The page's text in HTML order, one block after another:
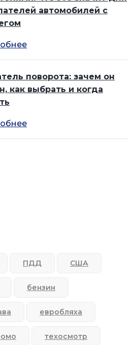
автомобилей с
поворота: зачем он
как выбрать и когда
ПДД США
бензин
евробляха
техосмотр